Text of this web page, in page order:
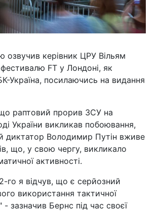
озвучив керівник ЦРУ Вільям
FT у Лондоні, як
Україна, посилаючись на видання
що раптовий прорив ЗСУ на
України викликав побоювання,
диктатор Володимир Путін вживе
що, у свою чергу, викликало
активності.
го я відчув, що є серйозний
використання тактичної
- зазначив Бернс під час своєї